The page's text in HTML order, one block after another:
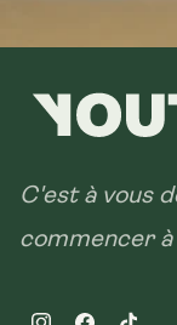
C'est à vous
commencer